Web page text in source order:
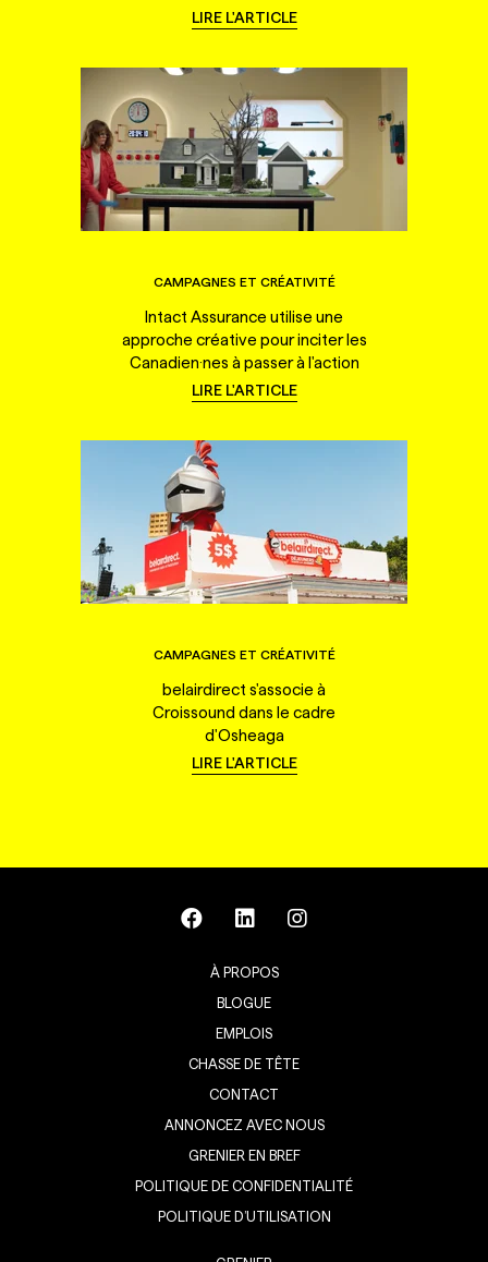
LIRE L'ARTICLE
CAMPAGNES ET CRÉATIVITÉ
Intact Assurance utilise une
approche créative pour inciter les
Canadien·nes à passer à l'action
LIRE L'ARTICLE
CAMPAGNES ET CRÉATIVITÉ
belairdirect s'associe à
Croissound dans le cadre
d'Osheaga
LIRE L'ARTICLE
À PROPOS
BLOGUE
EMPLOIS
CHASSE DE TÊTE
CONTACT
ANNONCEZ AVEC NOUS
GRENIER EN BREF
POLITIQUE DE CONFIDENTIALITÉ
POLITIQUE D’UTILISATION